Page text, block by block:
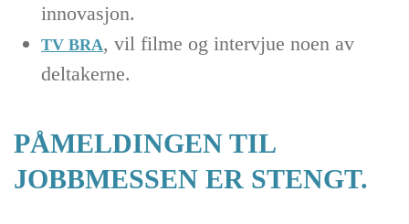
innovasjon.
TV BRA, vil filme og intervjue noen av
deltakerne.
PÅMELDINGEN TIL
JOBBMESSEN ER STENGT.